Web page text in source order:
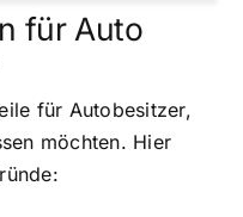
für Auto
für Autobesitzer,
möchten. Hier